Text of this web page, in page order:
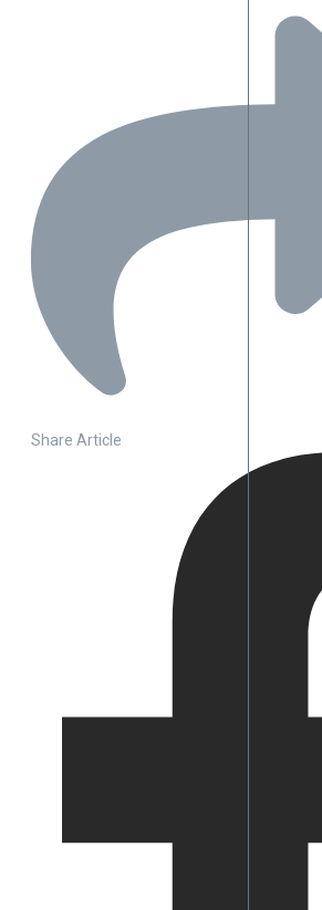
Share Article